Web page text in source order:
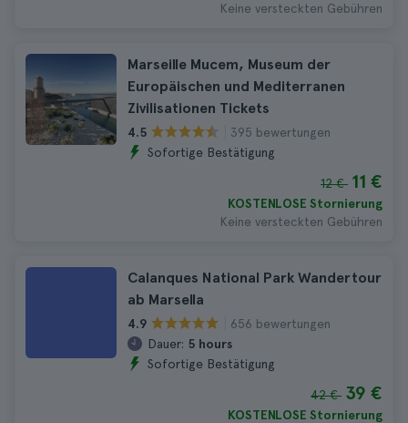
Keine versteckten Gebühren
Marseille Mucem, Museum der
Europäischen und Mediterranen
Zivilisationen Tickets
4.5
395 bewertungen
Sofortige Bestätigung
12 € 11 €
KOSTENLOSE Stornierung
Keine versteckten Gebühren
Calanques National Park Wandertour
ab Marsella
4.9
656 bewertungen
Dauer: 5 hours
Sofortige Bestätigung
42 € 39 €
KOSTENLOSE Stornierung